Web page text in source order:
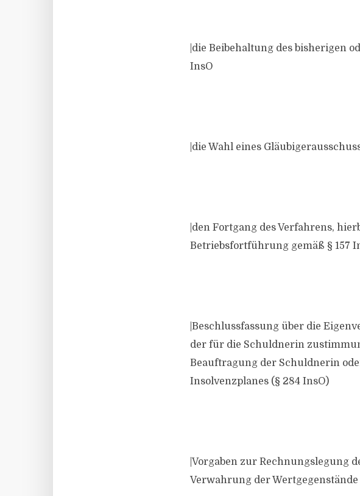
|die Beibehaltung des bisherigen
InsO
|die Wahl eines
|den Fortgang des Verfahrens,
Betriebsfortführung gemäß § 157
|Beschlussfassung über die
der für die Schuldnerin
Beauftragung der Schuldnerin
Insolvenzplanes (§ 284 InsO)
|Vorgaben zur Rechnungslegung
Verwahrung der